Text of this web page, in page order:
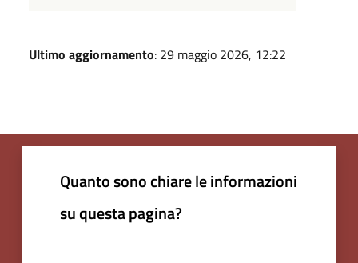
Ultimo aggiornamento: 29 maggio 2026, 12:22
Quanto sono chiare le informazioni
su questa pagina?